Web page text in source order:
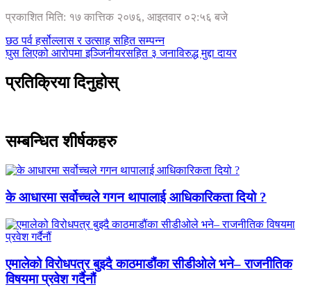
प्रकाशित मिति: १७ कात्तिक २०७६, आइतवार ०२:५६ बजे
छठ पर्व हर्सोल्लास र उत्साह सहित सम्पन्न
घुस लिएको आरोपमा इञ्जिनीयरसहित ३ जनाविरुद्ध मुद्दा दायर
प्रतिक्रिया दिनुहोस्
सम्बन्धित शीर्षकहरु
के आधारमा सर्वोच्चले गगन थापालाई आधिकारिकता दियो ?
एमालेको विरोधपत्र बुझ्दै काठमाडौंका सीडीओले भने– राजनीतिक
विषयमा प्रवेश गर्दैनौं